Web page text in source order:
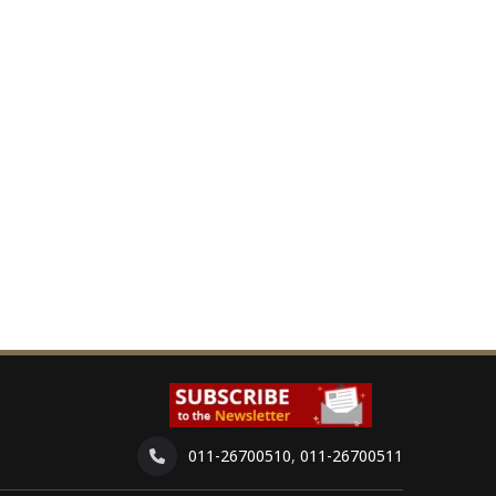
011-26700510, 011-26700511